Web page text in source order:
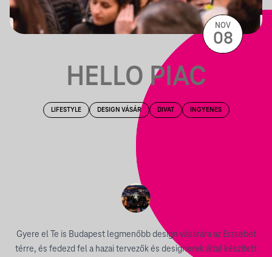
HELLO PIAC
LIFESTYLE DESIGN VÁSÁR DIVAT INGYENES
Gyere el Te is Budapest legmenőbb design vásárára az Erzsébet
térre, és fedezd fel a hazai tervezők és designerek által készített
NOV
08